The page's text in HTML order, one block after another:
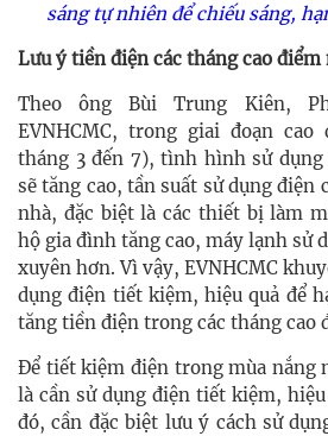
sáng tự nhiên để chiếu sáng,
Lưu ý tiền điện các tháng cao điểm
Theo ông Bùi Trung Kiên,
EVNHCMC, trong giai đoạn
tháng 3 đến 7), tình hình sử dụng
sẽ tăng cao, tần suất sử dụng
nhà, đặc biệt là các thiết bị làm
hộ gia đình tăng cao, máy lạnh sử
xuyên hơn. Vì vậy, EVNHCMC
dụng điện tiết kiệm, hiệu quả để
tăng tiền điện trong các tháng cao
Để tiết kiệm điện trong mùa nắng
là cần sử dụng điện tiết kiệm,
đó, cần đặc biệt lưu ý cách sử